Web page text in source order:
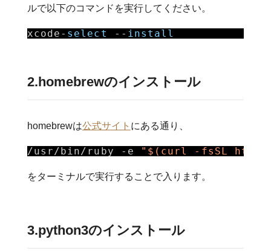
ルで以下のコマンドを実行してください。
xcode- select -- install
2.homebrewのインストール
homebrewは公式サイト にある通り、
/usr/bin/ruby -e "$(curl -fsSL
をターミナルで実行することで入ります。
3.python3のインストール